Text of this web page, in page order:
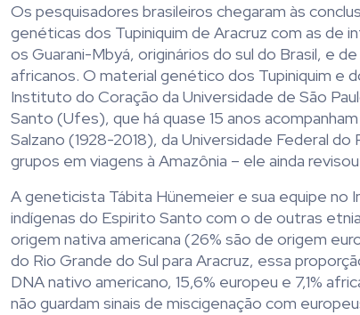
Os pesquisadores brasileiros chegaram às
genéticas dos Tupiniquim de Aracruz com as
os Guarani-Mbyá, originários do sul do Brasil, e
africanos. O material genético dos Tupiniquim e
Instituto do Coração da Universidade de São
Santo (Ufes), que há quase 15 anos
Salzano (1928-2018), da Universidade Federal
grupos em viagens à Amazônia – ele ainda
A geneticista Tábita Hünemeier e sua equipe
indígenas do Espirito Santo com o de outras
origem nativa americana (26% são de origem
do Rio Grande do Sul para Aracruz, essa
DNA nativo americano, 15,6% europeu e 7,1%
não guardam sinais de miscigenação com